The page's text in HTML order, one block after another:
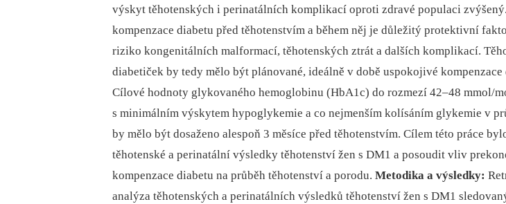
výskyt těhotenských i perinatálních komplikací oproti zdravé populaci
kompenzace diabetu před těhotenstvím a během něj je důležitý protektivní
riziko kongenitálních malformací, těhotenských ztrát a dalších komplikací.
diabetiček by tedy mělo být plánované, ideálně v době uspokojivé kompenzace
Cílové hodnoty glykovaného hemoglobinu (HbA1c) do rozmezí 42–48 mmol/
s minimálním výskytem hypoglykemie a co nejmenším kolísáním glykemie v
by mělo být dosaženo alespoň 3 měsíce před těhotenstvím. Cílem této práce
těhotenské a perinatální výsledky těhotenství žen s DM1 a posoudit vliv
kompenzace diabetu na průběh těhotenství a porodu. Metodika a výsledky:
analýza těhotenských a perinatálních výsledků těhotenství žen s DM1